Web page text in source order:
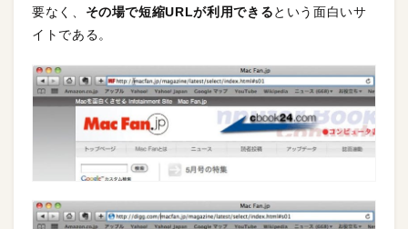
要なく、 その場で短縮URLが利用できるという面白いサ
イトである。